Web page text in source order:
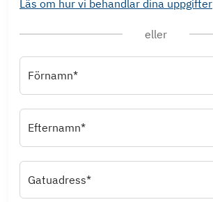
Läs om hur vi behandlar dina uppgifter
eller
Förnamn*
Efternamn*
Gatuadress*